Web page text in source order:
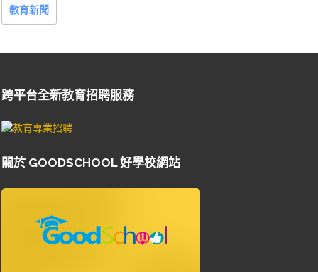
教育新聞
跨平台全新教育招聘服務
關於 GOODSCHOOL 好學校網站